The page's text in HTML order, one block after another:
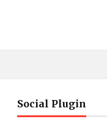
Social Plugin